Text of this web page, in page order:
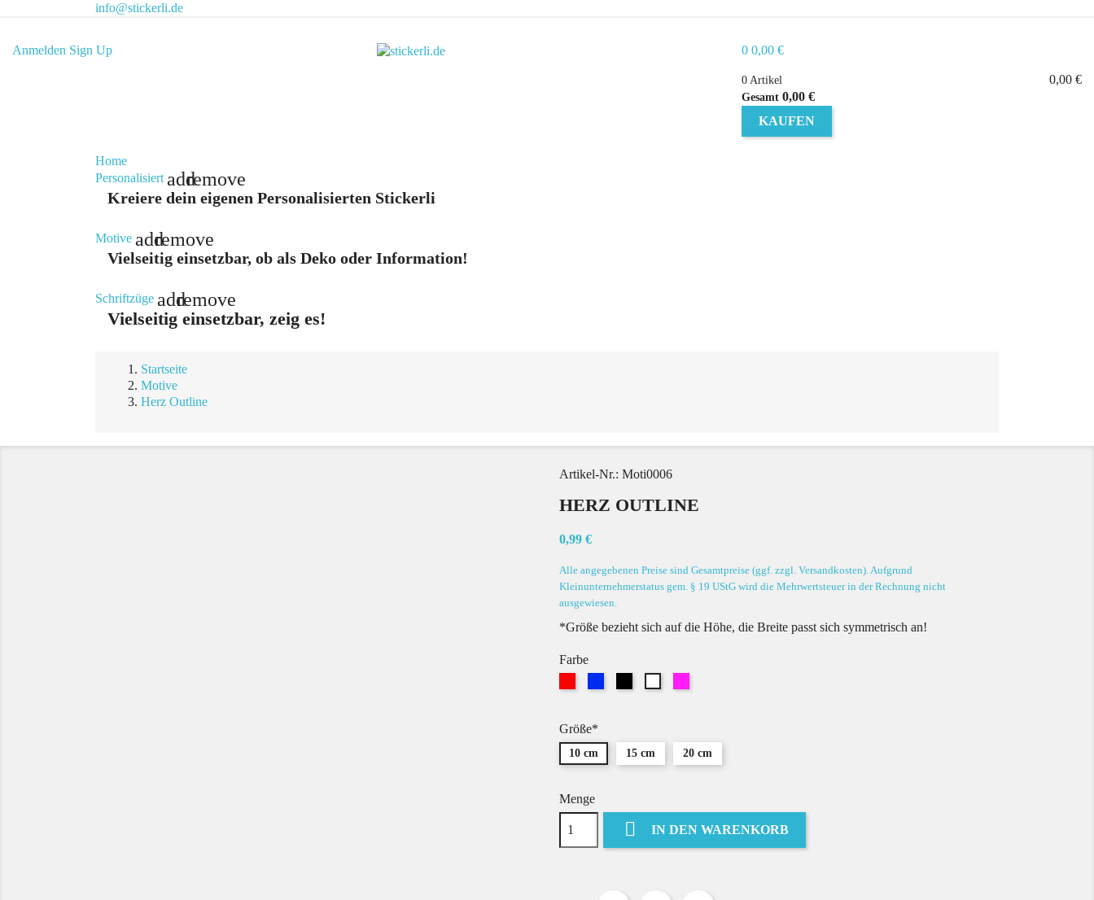
info@stickerli.de
Anmelden Sign Up 0 0,00 €
0 Artikel 0,00 €
Gesamt 0,00 €
KAUFEN
Home
Personalisiert addremove
Kreiere dein eigenen Personalisierten Stickerli
Motive addremove
Vielseitig einsetzbar, ob als Deko oder Information!
Schriftzüge addremove
Vielseitig einsetzbar, zeig es!
Startseite
Motive
Herz Outline
Artikel-Nr.: Moti0006
HERZ OUTLINE
0,99 €
Alle angegebenen Preise sind Gesamtpreise (ggf. zzgl. Versandkosten). Aufgrund
Kleinunternehmerstatus gem. § 19 UStG wird die Mehrwertsteuer in der Rechnung nicht
ausgewiesen.
*Größe bezieht sich auf die Höhe, die Breite passt sich symmetrisch an!
Farbe
Größe*
10 cm 15 cm 20 cm
Menge
 IN DEN WARENKORB